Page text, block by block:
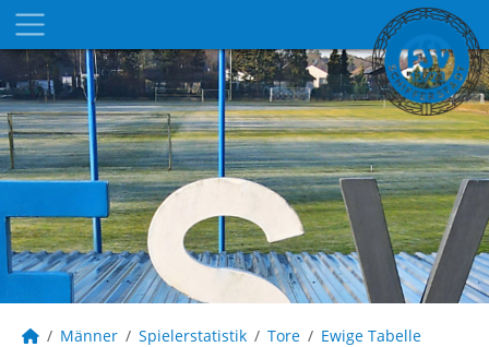
Männer Spielerstatistik Tore
Ewige Tabelle